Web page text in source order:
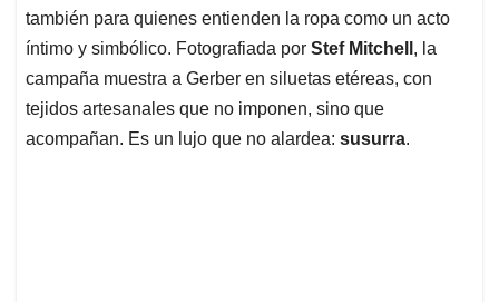
también para quienes entienden la ropa como un acto
íntimo y simbólico. Fotografiada por Stef Mitchell , la
campaña muestra a Gerber en siluetas etéreas, con
tejidos artesanales que no imponen, sino que
acompañan. Es un lujo que no alardea: susurra.